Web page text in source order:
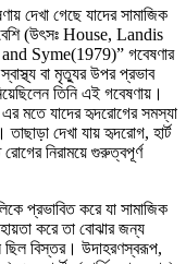
দেখা গেছে যাদের সামাজিক
(উৎসঃ House, Landis
Syme(1979)” গবেষণার
বা মৃত্যুর উপর প্রভাব
তিনি এই গবেষণায়।
মতে যাদের হৃদরোগের সমস্যা
দেখা যায় হৃদরোগ, হার্ট
নিরাময়ে গুরুত্বপূর্ণ
প্রভাবিত করে যা সামাজিক
করে তা বোঝার জন্য
ছিল বিস্তর। উদাহরণস্বরূপ,